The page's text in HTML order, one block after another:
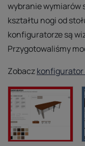
wybranie wymiarów
kształtu nogi od
konfiguratorze są
Przygotowaliśmy
Zobaczkonfigurator